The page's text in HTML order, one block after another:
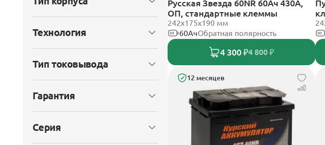
Технология
Тип токовывода
Гарантия
Серия
Русская Звезда 60NR 60Ач 430А,
ОП, стандартные клеммы
242x175x190 мм
60АчОбратная полярность
4 300 ₽4 800 ₽
12 месяцев